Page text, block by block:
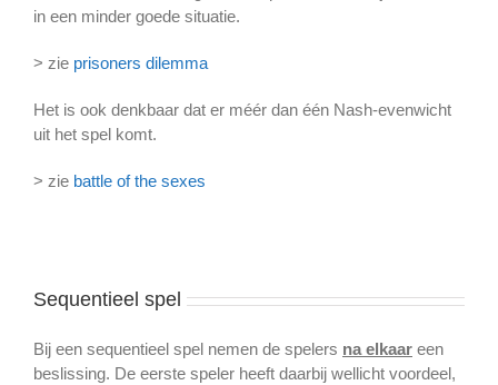
in een minder goede situatie.
> zie prisoners dilemma
Het is ook denkbaar dat er méér dan één Nash-evenwicht
uit het spel komt.
> zie battle of the sexes
Sequentieel spel
Bij een sequentieel spel nemen de spelers na elkaar een
beslissing. De eerste speler heeft daarbij wellicht voordeel,